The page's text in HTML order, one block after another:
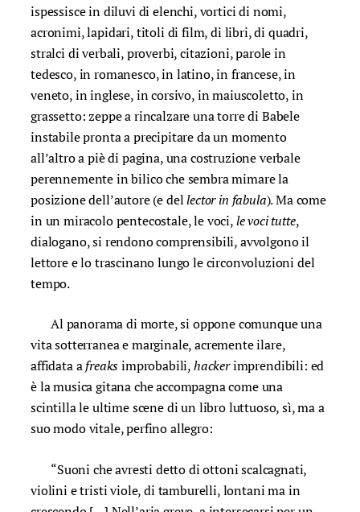
ispessisce in diluvi di elenchi, vortici di nomi,
acronimi, lapidari, titoli di film, di libri, di quadri,
stralci di verbali, proverbi, citazioni, parole in
tedesco, in romanesco, in latino, in francese, in
veneto, in inglese, in corsivo, in maiuscoletto, in
grassetto: zeppe a rincalzare una torre di Babele
instabile pronta a precipitare da un momento
all’altro a piè di pagina, una costruzione verbale
perennemente in bilico che sembra mimare la
posizione dell’autore (e dellector in fabula). Ma come
in un miracolo pentecostale, le voci,le voci tutte,
dialogano, si rendono comprensibili, avvolgono il
lettore e lo trascinano lungo le circonvoluzioni del
tempo.
Al panorama di morte, si oppone comunque una
vita sotterranea e marginale, acremente ilare,
affidata afreaksimprobabili,hackerimprendibili: ed
è la musica gitana che accompagna come una
scintilla le ultime scene di un libro luttuoso, sì, ma a
suo modo vitale, perfino allegro:
“Suoni che avresti detto di ottoni scalcagnati,
violini e tristi viole, di tamburelli, lontani ma in